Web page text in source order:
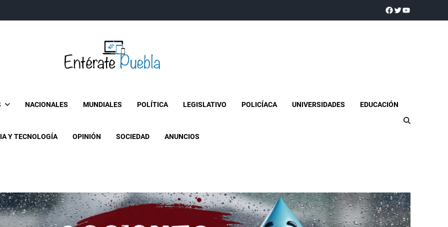
NACIONALES MUNDIALES POLÍTICA LEGISLATIVO POLICÍACA UNIVERSIDADES EDUCACIÓN
Y TECNOLOGÍA OPINIÓN SOCIEDAD ANUNCIOS